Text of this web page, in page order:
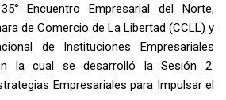
Encuentro Empresarial del Norte,
de Comercio de La Libertad (CCLL) y
de Instituciones Empresariales
la cual se desarrolló la Sesión 2:
Empresariales para Impulsar el